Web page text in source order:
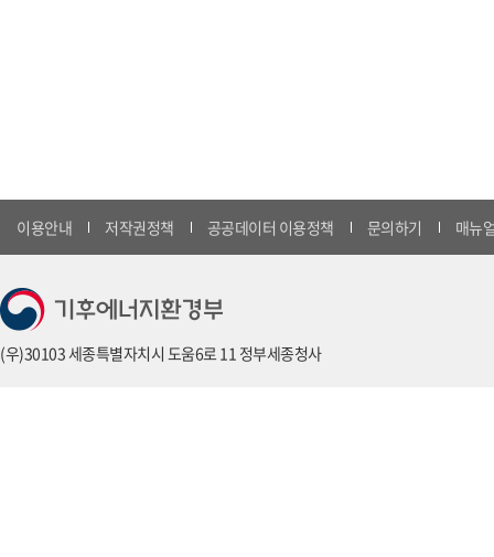
이용안내 저작권정책 공공데이터 이용정책 문의하기 매뉴
(우)30103 세종특별자치시 도움6로 11 정부세종청사